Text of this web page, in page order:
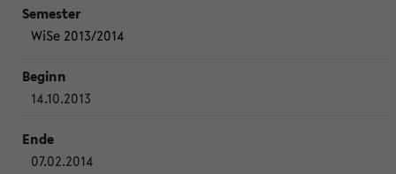
WiSe 2013/2014
14.10.2013
07.02.2014